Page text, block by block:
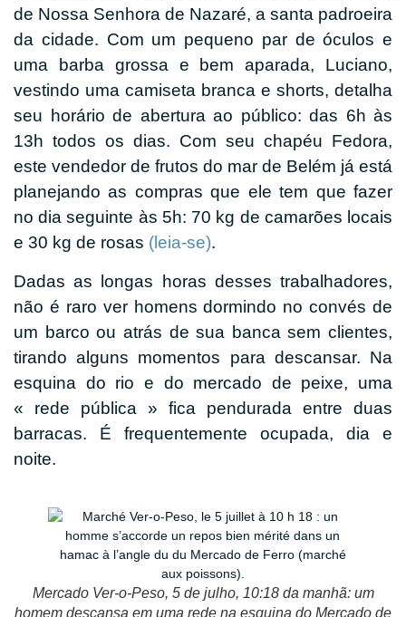
de Nossa Senhora de Nazaré, a santa padroeira
da cidade. Com um pequeno par de óculos e
uma barba grossa e bem aparada, Luciano,
vestindo uma camiseta branca e shorts, detalha
seu horário de abertura ao público: das 6h às
13h todos os dias. Com seu chapéu Fedora,
este vendedor de frutos do mar de Belém já está
planejando as compras que ele tem que fazer
no dia seguinte às 5h: 70 kg de camarões locais
e 30 kg de rosas (leia-se).
Dadas as longas horas desses trabalhadores,
não é raro ver homens dormindo no convés de
um barco ou atrás de sua banca sem clientes,
tirando alguns momentos para descansar. Na
esquina do rio e do mercado de peixe, uma
« rede pública » fica pendurada entre duas
barracas. É frequentemente ocupada, dia e
noite.
Mercado Ver-o-Peso, 5 de julho, 10:18 da manhã: um
homem descansa em uma rede na esquina do Mercado de